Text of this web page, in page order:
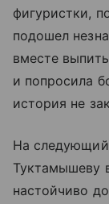
фигуристки,
подошел
вместе
и попросила
история не
На
Туктамышеву
настойчиво